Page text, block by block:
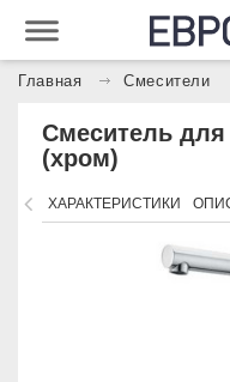
Главная Смесители
Смеситель для
(хром)
ХАРАКТЕРИСТИКИ